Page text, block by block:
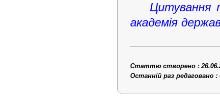
Цитування
академія
Статтю створено :
Останній раз редаговано :